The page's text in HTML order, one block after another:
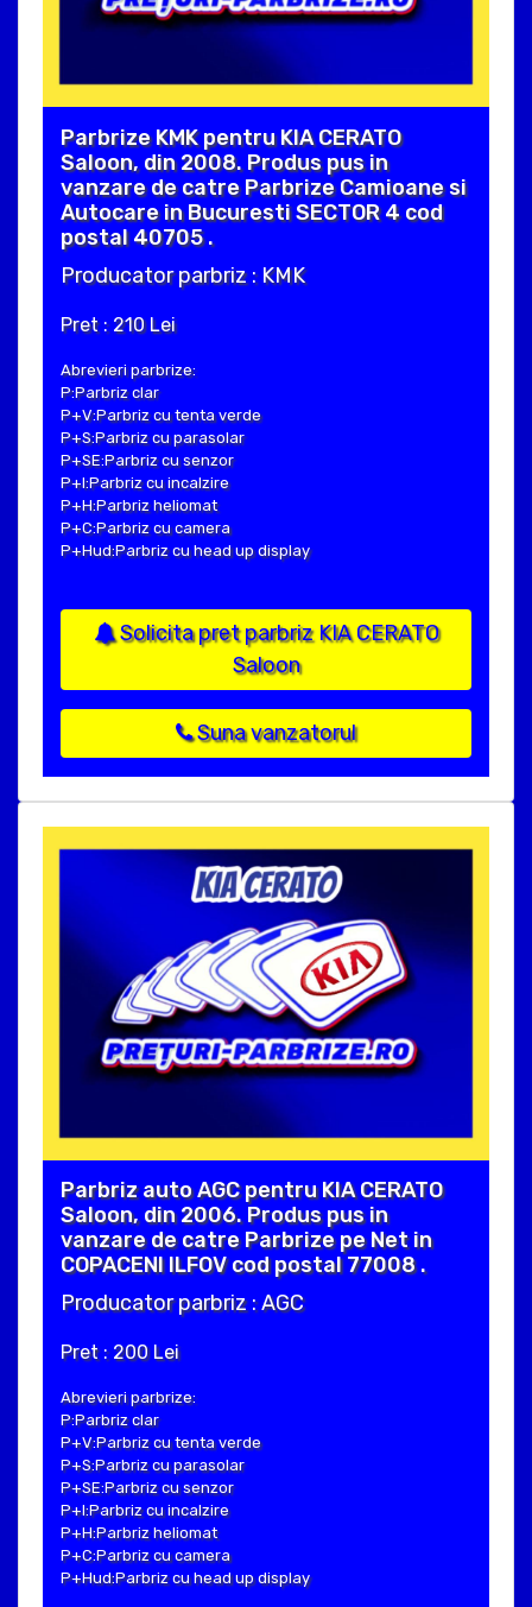
Parbrize KMK pentru KIA CERATO
Saloon, din 2008. Produs pus in
vanzare de catre Parbrize Camioane si
Autocare in Bucuresti SECTOR 4 cod
postal 40705 .
Producator parbriz : KMK
Pret : 210 Lei
Abrevieri parbrize:
P:Parbriz clar
P+V:Parbriz cu tenta verde
P+S:Parbriz cu parasolar
P+SE:Parbriz cu senzor
P+I:Parbriz cu incalzire
P+H:Parbriz heliomat
P+C:Parbriz cu camera
P+Hud:Parbriz cu head up display
Solicita pret parbriz KIA CERATO
Saloon
Suna vanzatorul
Parbriz auto AGC pentru KIA CERATO
Saloon, din 2006. Produs pus in
vanzare de catre Parbrize pe Net in
COPACENI ILFOV cod postal 77008 .
Producator parbriz : AGC
Pret : 200 Lei
Abrevieri parbrize:
P:Parbriz clar
P+V:Parbriz cu tenta verde
P+S:Parbriz cu parasolar
P+SE:Parbriz cu senzor
P+I:Parbriz cu incalzire
P+H:Parbriz heliomat
P+C:Parbriz cu camera
P+Hud:Parbriz cu head up display